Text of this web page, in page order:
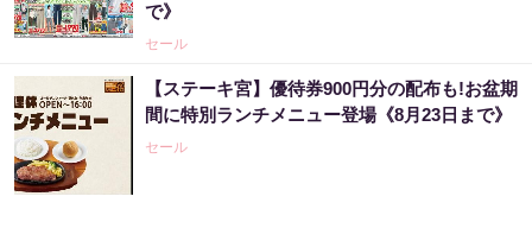
で》
セール
【ステーキ宮】優待券900円分の配布も!お盆期
間に特別ランチメニュー登場《8月23日まで》
セール